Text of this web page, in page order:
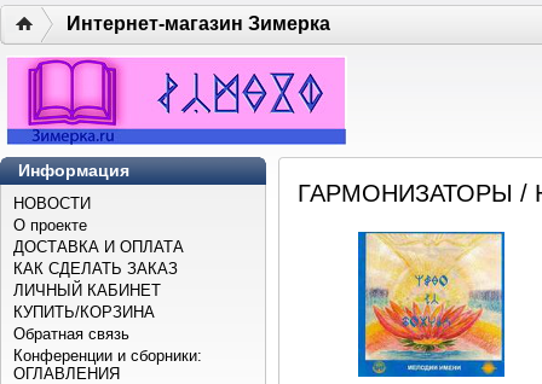
Интернет-магазин Зимерка
Информация
НОВОСТИ
О проекте
ДОСТАВКА И ОПЛАТА
КАК СДЕЛАТЬ ЗАКАЗ
ЛИЧНЫЙ КАБИНЕТ
КУПИТЬ/КОРЗИНА
Обратная связь
Конференции и сборники:
ОГЛАВЛЕНИЯ
ГАРМОНИЗАТОРЫ /